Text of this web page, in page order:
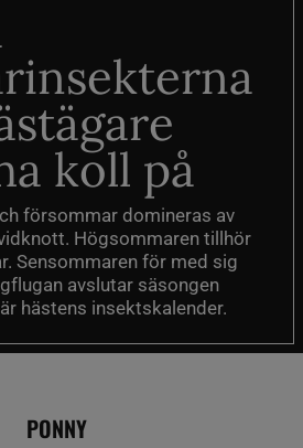
koll på
försommar domineras av
Högsommaren tillhör
Sensommaren för med sig
avslutar säsongen
hästens insektskalender.
PONNY